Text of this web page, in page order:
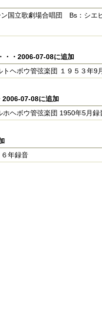
国立歌劇場合唱団 Bs：シ
・・2006-07-08に追加
ヘボウ管弦楽団 １９５３年9
2006-07-08に追加
ヘボウ管弦楽団 1950年5月録
年録音